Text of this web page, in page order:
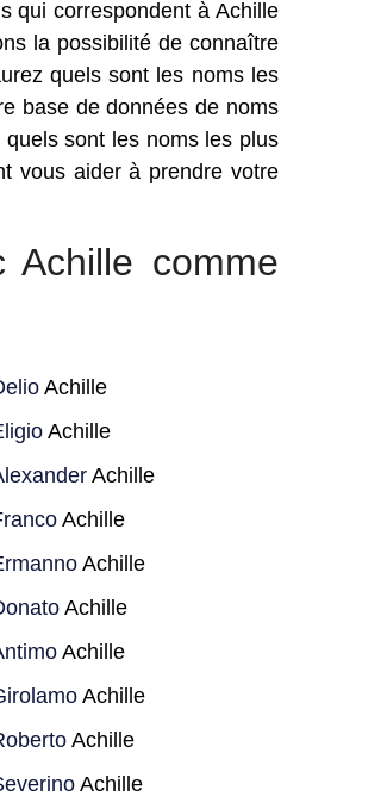
qui correspondent à Achille
la possibilité de connaître
quels sont les noms les
base de données de noms
sont les noms les plus
vous aider à prendre votre
comme
Achille
Achille
Achille
Achille
Achille
Achille
Achille
Achille
Achille
Achille